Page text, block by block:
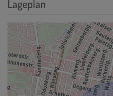
Lageplan